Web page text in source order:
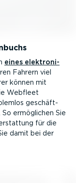
eines elektro­ni­
Fahrern viel
können mit
Webfleet
geschäft­
ermöglichen Sie
für die
damit bei der